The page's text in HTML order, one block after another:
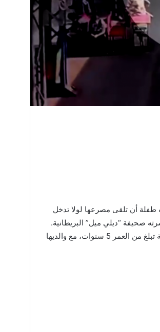
أن تلقى مصرعها لولا تدخل
صحيفة “ديلي ميل” البريطانية.
ووقع الحادث في محطة بمدينة مومباي الهندية، بعد أن كانت طفلة تبلغ من العمر 5 سنوات، مع والديها